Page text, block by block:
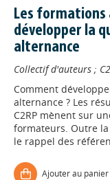
Les formations
développer la
alternance
Collectif d'auteurs ;
Comment
alternance ? Les
C2RP mènent sur
formateurs. Outre
le rappel des
Ajouter au panier